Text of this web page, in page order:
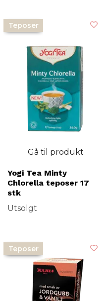
Teposer
Gå til produkt
Yogi Tea Minty
Chlorella teposer 17
stk
Utsolgt
Teposer